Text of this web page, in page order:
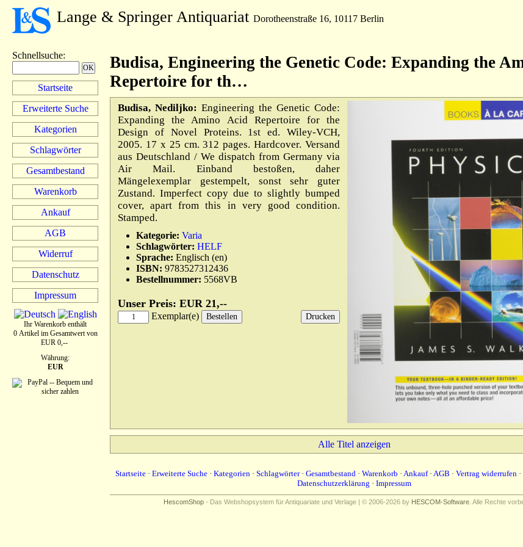
Lange & Springer Antiquariat Dorotheenstraße 16, 10117 Berlin
Schnellsuche:
Startseite
Erweiterte Suche
Kategorien
Schlagwörter
Gesamtbestand
Warenkorb
Ankauf
AGB
Widerruf
Datenschutz
Impressum
Ihr Warenkorb enthält
0 Artikel im Gesamtwert von
EUR 0,--
Währung:
EUR
Budisa, Engineering the Genetic Code: Expanding the
Repertoire for th…
Budisa, Nediljko: Engineering the Genetic Code:
Expanding the Amino Acid Repertoire for the
Design of Novel Proteins. 1st ed. Wiley-VCH,
2005. 17 x 25 cm. 312 pages. Hardcover. Versand
aus Deutschland / We dispatch from Germany via
Air Mail. Einband bestoßen, daher
Mängelexemplar gestempelt, sonst sehr guter
Zustand. Imperfect copy due to slightly bumped
cover, apart from this in very good condition.
Stamped.
Kategorie: Varia
Schlagwörter: HELF
Sprache: Englisch (en)
ISBN: 9783527312436
Bestellnummer: 5568VB
Unser Preis: EUR 21,--
Exemplar(e)
Alle Titel anzeigen
Startseite · Erweiterte Suche · Kategorien · Schlagwörter· Gesamtbestand · Warenkorb · Ankauf· AGB · Vertrag widerrufen ·
Datenschutzerklärung · Impressum
HescomShop - Das Webshopsystem für Antiquariate und Verlage | © 2006-2026 by HESCOM-Software . Alle Rechte